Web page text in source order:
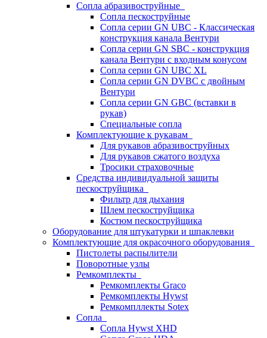
Сопла абразивоструйные
Сопла пескоструйные
Сопла серии GN UBC - Классическая
конструкция канала Вентури
Сопла серии GN SBC - конструкция
канала Вентури c входным конусом
Сопла серии GN UBC XL
Сопла серии GN DVBC с двойным
Вентури
Сопла серии GN GBC (вставки в
рукав)
Специальные сопла
Комплектующие к рукавам
Для рукавов абразивоструйных
Для рукавов сжатого воздуха
Тросики страховочные
Средства индивидуальной защиты
пескоструйщика
Фильтр для дыхания
Шлем пескоструйщика
Костюм пескоструйщика
Оборудование для штукатурки и шпаклевки
Комплектующие для окрасочного оборудования
Пистолеты распылители
Поворотные узлы
Ремкомплекты
Ремкомплекты Graco
Ремкомплекты Hywst
Ремкомпллекты Sotex
Сопла
Сопла Hywst XHD